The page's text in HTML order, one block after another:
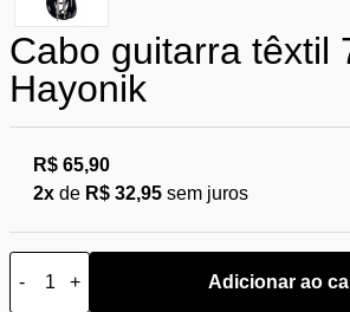
Cabo guitarra têxtil
Hayonik
R$ 65,90
2x de R$ 32,95 sem juros
- + Adicionar ao